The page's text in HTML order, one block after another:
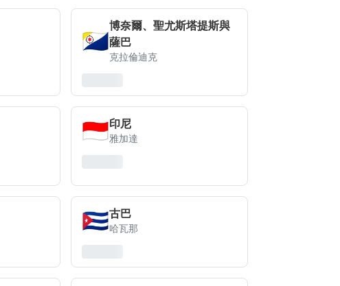
🇧🇶博奈爾、聖尤斯塔提斯與
薩巴
克拉倫迪克
🇮🇩印尼
雅加達
🇨🇺古巴
哈瓦那